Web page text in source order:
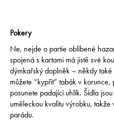
Pokery
Ne, nejde o partie oblíbené
spojená s kartami má jistě své
dýmkařský doplněk – někdy
můžete “kypřit” tabák v
posunete padající uhlík. Šídla
uměleckou kvalitu výrobku,
parádu.
D
o